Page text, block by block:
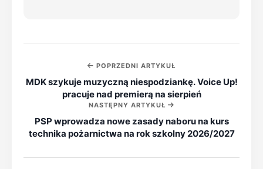
POPRZEDNI ARTYKUŁ
MDK szykuje muzyczną niespodziankę. Voice Up!
pracuje nad premierą na sierpień
NASTĘPNY ARTYKUŁ
PSP wprowadza nowe zasady naboru na kurs
technika pożarnictwa na rok szkolny 2026/2027